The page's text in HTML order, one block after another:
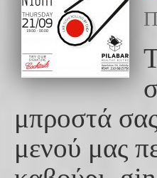
μπροστά
μενού μας